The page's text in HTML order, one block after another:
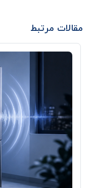
مقالات مرتبط